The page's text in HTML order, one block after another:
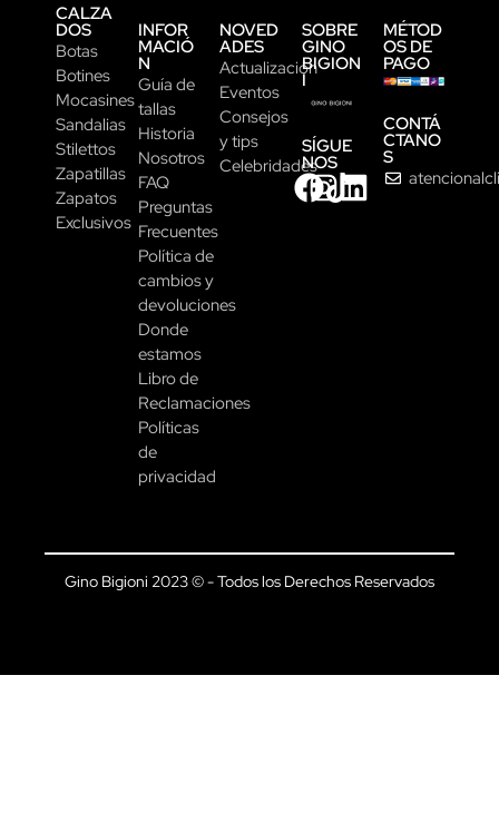
CALZA
DOS
Botas
Botines
Mocasines
Sandalias
Stilettos
Zapatillas
Zapatos
Exclusivos
INFOR
MACIÓ
N
Guía de
tallas
Historia
Nosotros
FAQ
Preguntas
Frecuentes
Política de
cambios y
devoluciones
Donde
estamos
Libro de
Reclamaciones
Políticas
de
privacidad
NOVED
ADES
Actualización
Eventos
Consejos
y tips
Celebridades
SOBRE
GINO
BIGION
I
SÍGUE
NOS
MÉTOD
OS DE
PAGO
CONTÁ
CTANO
S
Gino Bigioni 2023 © - Todos los Derechos Reservados